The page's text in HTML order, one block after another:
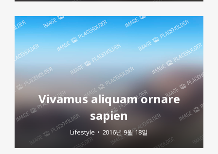
Vivamus aliquam ornare
sapien
Lifestyle 2016년 9월 18일